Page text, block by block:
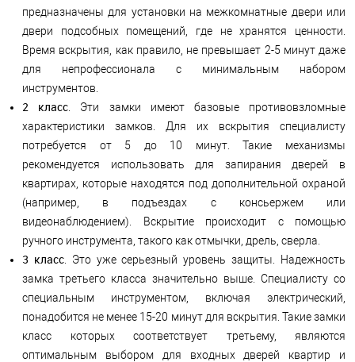
предназначены для установки на межкомнатные двери или
двери подсобных помещений, где не хранятся ценности.
Время вскрытия, как правило, не превышает 2-5 минут даже
для непрофессионала с минимальным набором
инструментов.
2 класс . Эти замки имеют базовые противовзломные
характеристики замков. Для их вскрытия специалисту
потребуется от 5 до 10 минут. Такие механизмы
рекомендуется использовать для запирания дверей в
квартирах, которые находятся под дополнительной охраной
(например, в подъездах с консьержем или
видеонаблюдением). Вскрытие происходит с помощью
ручного инструмента, такого как отмычки, дрель, сверла.
3 класс. Это уже серьезный уровень защиты. Надежность
замка третьего класса значительно выше. Специалисту со
специальным инструментом, включая электрический,
понадобится не менее 15-20 минут для вскрытия. Такие замки
класс которых соответствует третьему, являются
оптимальным выбором для входных дверей квартир и